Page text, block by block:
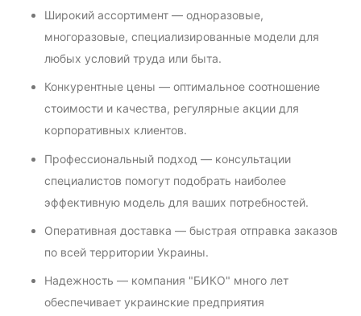
Широкий ассортимент — одноразовые,
многоразовые, специализированные модели для
любых условий труда или быта.
Конкурентные цены — оптимальное соотношение
стоимости и качества, регулярные акции для
корпоративных клиентов.
Профессиональный подход — консультации
специалистов помогут подобрать наиболее
эффективную модель для ваших потребностей.
Оперативная доставка — быстрая отправка заказов
по всей территории Украины.
Надежность — компания "БИКО" много лет
обеспечивает украинские предприятия